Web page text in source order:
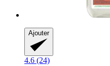
Ajouter
4.6 (24)